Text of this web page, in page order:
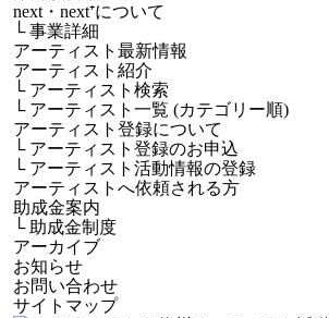
next・next⁺について
└事業詳細
アーティスト最新情報
アーティスト紹介
└ アーティスト検索
└ アーティスト一覧 (カテゴリー順)
アーティスト登録について
└ アーティスト登録のお申込
└ アーティスト活動情報の登録
アーティストへ依頼される方
助成金案内
└ 助成金制度
アーカイブ
お知らせ
お問い合わせ
サイトマップ